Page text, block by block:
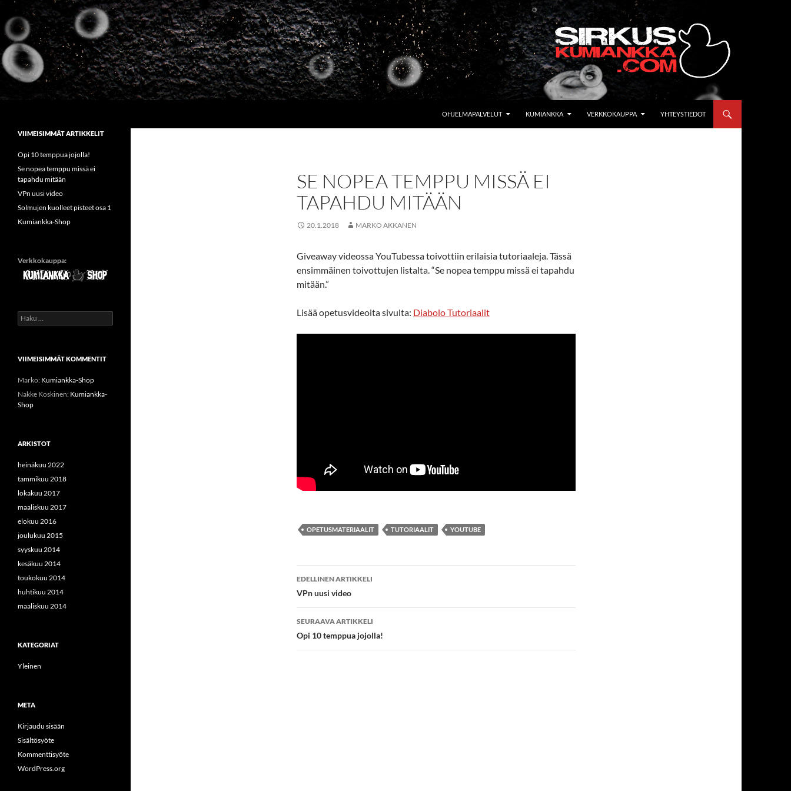
Siirry
sisältöön
OHJELMAPALVELUT KUMIANKKA VERKKOKAUPPA YHTEYSTIEDOT
SE NOPEA TEMPPU MISSÄ EI
TAPAHDU MITÄÄN
20.1.2018 MARKO AKKANEN
Giveaway videossa YouTubessa toivottiin erilaisia tutoriaaleja. Tässä
ensimmäinen toivottujen listalta. “Se nopea temppu missä ei tapahdu
mitään.”
Lisää opetusvideoita sivulta: Diabolo Tutoriaalit
OPETUSMATERIAALIT TUTORIAALIT YOUTUBE
Artikkelien
selaus
EDELLINEN ARTIKKELI
VPn uusi video
SEURAAVA ARTIKKELI
Opi 10 temppua jojolla!
Sirkus Kumiankka
VIIMEISIMMÄT ARTIKKELIT
Opi 10 temppua jojolla!
Se nopea temppu missä ei
tapahdu mitään
VPn uusi video
Solmujen kuolleet pisteet osa 1
Kumiankka-Shop
Verkkokauppa:
Haku:
VIIMEISIMMÄT KOMMENTIT
Marko: Kumiankka-Shop
Nakke Koskinen: Kumiankka-
Shop
ARKISTOT
heinäkuu 2022
tammikuu 2018
lokakuu 2017
maaliskuu 2017
elokuu 2016
joulukuu 2015
syyskuu 2014
kesäkuu 2014
toukokuu 2014
huhtikuu 2014
maaliskuu 2014
KATEGORIAT
Yleinen
META
Kirjaudu sisään
Sisältösyöte
Kommenttisyöte
WordPress.org